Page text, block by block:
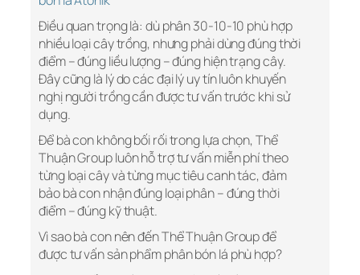
Điều quan trọng là: dù phân 30-10-10 phù hợp
nhiều loại cây trồng, nhưng phải dùng đúng thời
điểm – đúng liều lượng – đúng hiện trạng cây.
Đây cũng là lý do các đại lý uy tín luôn khuyến
nghị người trồng cần được tư vấn trước khi sử
dụng.
Để bà con không bối rối trong lựa chọn, Thể
Thuận Group luôn hỗ trợ tư vấn miễn phí theo
từng loại cây và từng mục tiêu canh tác, đảm
bảo bà con nhận đúng loại phân – đúng thời
điểm – đúng kỹ thuật.
Vì sao bà con nên đến Thể Thuận Group để
được tư vấn sản phẩm phân bón lá phù hợp?